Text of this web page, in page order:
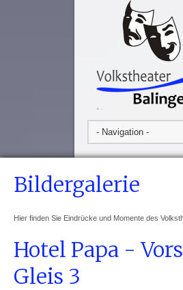
Bildergalerie
Hier finden Sie Eindrücke und Momente des
Hotel Papa -
Gleis 3